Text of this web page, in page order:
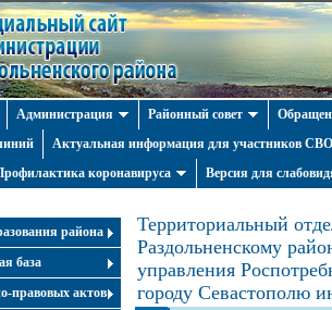
Администрация Районный совет
Актуальная информация для участников СВО
коронавируса Версия для
района
база
правовых актов
Территориальный
Раздольненскому
управления
городу Севастополю